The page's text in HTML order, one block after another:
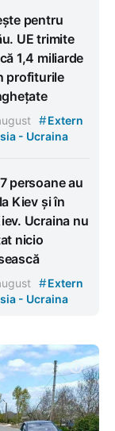
pentru
UE trimite
1,4 miliarde
profiturile
#Extern
- Ucraina
persoane au
Kiev și în
Ucraina nu
nicio
#Extern
- Ucraina